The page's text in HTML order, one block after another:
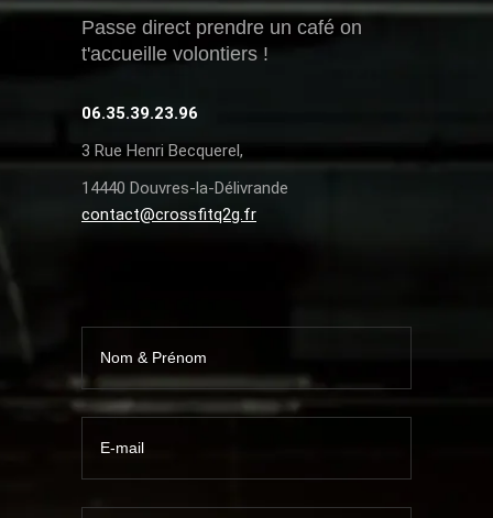
Passe direct prendre un café on
t'accueille volontiers !
06.35.39.23.96
3 Rue Henri Becquerel,
14440 Douvres-la-Délivrande
contact@crossfitq2g.fr